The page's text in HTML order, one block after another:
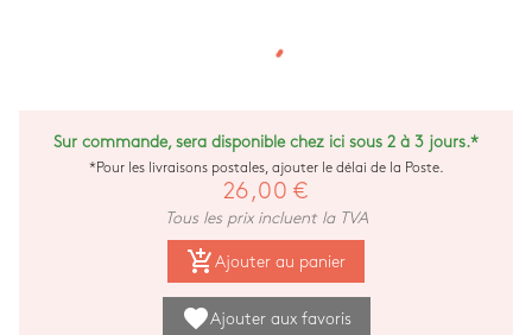
Sur commande, sera disponible chez ici sous 2 à 3 jours.*
*Pour les livraisons postales, ajouter le délai de la Poste.
26,00 €
Tous les prix incluent la TVA
add_shopping_cart Ajouter au panier
favoriteAjouter aux favoris